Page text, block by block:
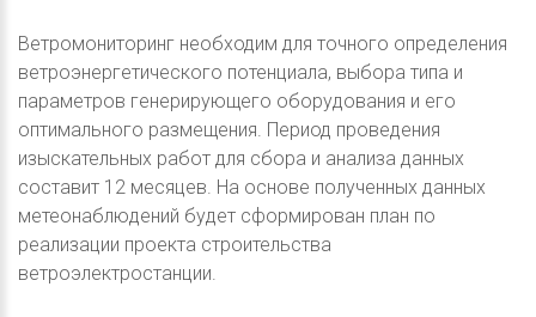
Ветромониторинг необходим для точного определения
ветроэнергетического потенциала, выбора типа и
параметров генерирующего оборудования и его
оптимального размещения. Период проведения
изыскательных работ для сбора и анализа данных
составит 12 месяцев. На основе полученных данных
метеонаблюдений будет сформирован план по
реализации проекта строительства
ветроэлектростанции.